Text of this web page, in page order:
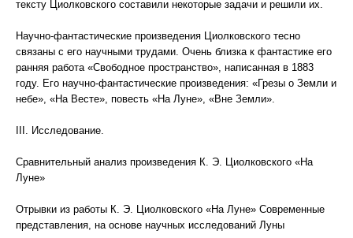
тексту Циолковского составили некоторые задачи и решили их.
Научно-фантастические произведения Циолковского тесно
связаны с его научными трудами. Очень близка к фантастике его
ранняя работа «Свободное пространство», написанная в 1883
году. Его научно-фантастические произведения: «Грезы о Земли и
небе», «На Весте», повесть «На Луне», «Вне Земли».
III. Исследование.
Сравнительный анализ произведения К. Э. Циолковского «На
Луне»
Отрывки из работы К. Э. Циолковского «На Луне» Современные
представления, на основе научных исследований Луны